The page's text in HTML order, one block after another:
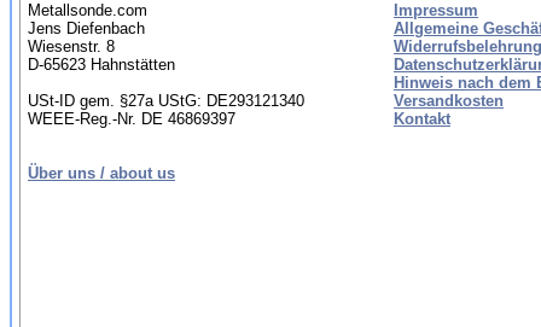
Metallsonde.com
Jens Diefenbach
Wiesenstr. 8
D-65623 Hahnstätten
USt-ID gem. §27a UStG: DE293121340
WEEE-Reg.-Nr. DE 46869397
Über uns / about us
Impressum
Allgemeine
Hinweis nach dem
Versandkosten
Kontakt